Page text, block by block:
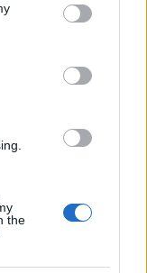
the
megtalálni az
sem
valaki a